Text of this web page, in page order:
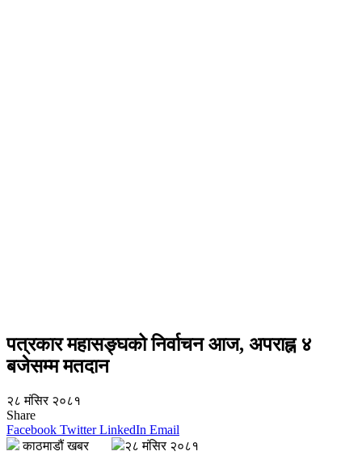
पत्रकार महासङ्घको निर्वाचन आज, अपराह्न ४
बजेसम्म मतदान
२८ मंसिर २०८१
Share
Facebook Twitter LinkedIn Email
काठमाडौं खबर
२८ मंसिर २०८१